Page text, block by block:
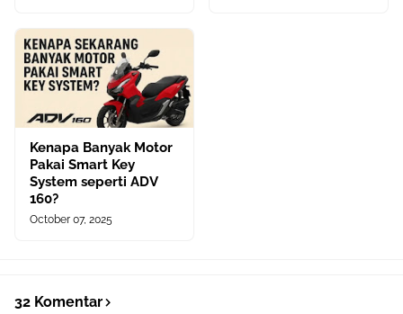
Kenapa Banyak Motor
Pakai Smart Key
System seperti ADV
160?
October 07, 2025
32 Komentar